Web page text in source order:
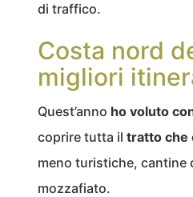
di traffico.
Costa nord
migliori
Quest’anno ho voluto
coprire tutta il tratto che
meno turistiche, cantine
mozzafiato.